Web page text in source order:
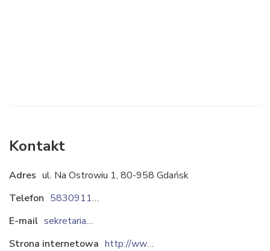
Kontakt
Adres ul. Na Ostrowiu 1, 80-958 Gdańsk
Telefon
583091169
E-mail
sekretariat@remontowaholding.pl
Strona internetowa
http://www.remontowaholding.pl